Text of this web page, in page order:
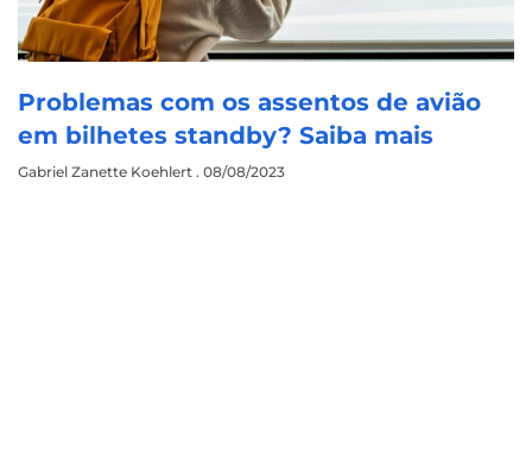
Problemas com os assentos de avião
em bilhetes standby? Saiba mais
Gabriel Zanette Koehlert 08/08/2023